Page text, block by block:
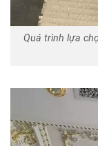
Quá trình lựa